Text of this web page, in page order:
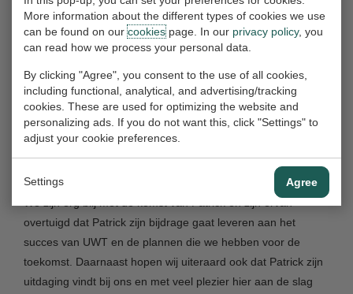
More information about the different types of cookies we use
can be found on ourcookiespage. In our privacy policy, you
can read how we process your personal data.
By clicking "Agree", you consent to the use of all cookies,
including functional, analytical, and advertising/tracking
cookies. These are used for optimizing the website and
personalizing ads. If you do not want this, click "Settings" to
adjust your cookie preferences.
Settings Agree
Patrick is hiervoor ruim 20 jaar met veel succes werkzaam
geweest bij Den Hartogh en Boasso Global, waar hij als
Operationeel Manager verantwoordelijk was voor de gang
van zaken op de diverse locaties waar o.a. tankcontainers
gereinigd en gerepareerd worden.
Deze ervaring en deskundigheid neemt hij graag mee naar
UWT om zijn nieuwe functie met succes in te kunnen kleden
en de kwaliteit van de dienstverlening van UWT op het
overtuigd dat Patrick zijn bijdrage gaat leveren aan het
succes van UWT en de plannen die we hebben voor de
toekomst. Daarnaast hopen wij uiteraard ook dat Patrick zijn
uitdaging vindt bij ons en met veel plezier hier aan de slag